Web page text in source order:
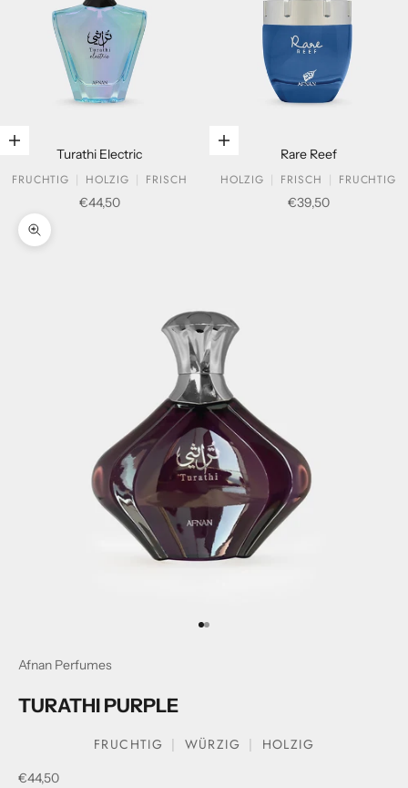
In den Warenkorb legen
Turathi Electric
FRUCHTIG
HOLZIG
FRISCH
Verkaufspreis
€44,50
In den Warenkorb legen
Rare Reef
HOLZIG
FRISCH
FRUCHTIG
Verkaufspreis
€39,50
Bild vergrößern
Gehe zum Artikel1
Gehe zum Artikel2
Afnan Perfumes
TURATHI PURPLE
FRUCHTIG WÜRZIG HOLZIG
Verkaufspreis
€44,50